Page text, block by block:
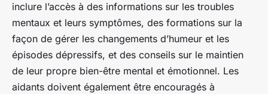
inclure l’accès à des informations sur les troubles
mentaux et leurs symptômes, des formations sur la
façon de gérer les changements d’humeur et les
épisodes dépressifs, et des conseils sur le maintien
de leur propre bien-être mental et émotionnel. Les
aidants doivent également être encouragés à